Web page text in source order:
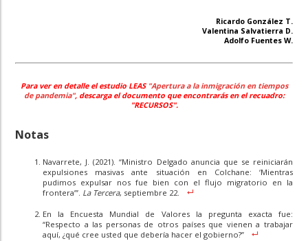
Ricardo González T.
Valentina Salvatierra D.
Adolfo Fuentes W.
Para ver en detalle el estudio LEAS "Apertura a la inmigración en tiempos
de pandemia", descarga eldocumento que encontrarás en el recuadro:
"RECURSOS".
Notas
Navarrete, J. (2021). “Ministro Delgado anuncia que se reiniciarán
expulsiones masivas ante situación en Colchane: ‘Mientras
pudimos expulsar nos fue bien con el flujo migratorio en la
frontera’”. La Tercera, septiembre 22.
En la Encuesta Mundial de Valores la pregunta exacta fue:
“Respecto a las personas de otros países que vienen a trabajar
aquí, ¿qué cree usted que debería hacer el gobierno?”